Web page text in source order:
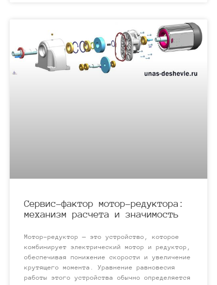
Сервис-фактор мотор-редуктора:
механизм расчета и значимость
Мотор-редуктор — это устройство, которое
комбинирует электрический мотор и редуктор,
обеспечивая понижение скорости и увеличение
крутящего момента. Уравнение равновесия
работы этого устройства обычно определяется